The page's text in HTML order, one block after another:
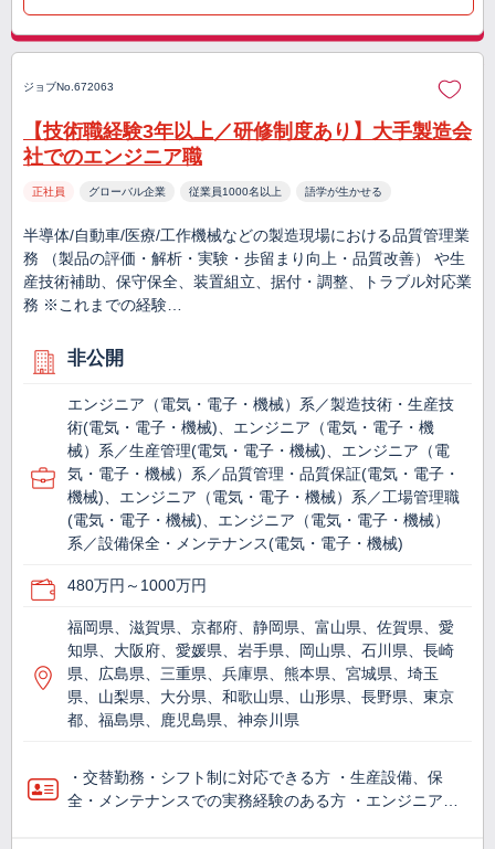
ジョブNo.672063
【技術職経験3年以上／研修制度あり】大手製造会
社でのエンジニア職
正社員 グローバル企業 従業員1000名以上 語学が生かせる
半導体/自動車/医療/工作機械などの製造現場における品質管理業
務 （製品の評価・解析・実験・歩留まり向上・品質改善） や生
産技術補助、保守保全、装置組立、据付・調整、トラブル対応業
務 ※これまでの経験…
非公開
エンジニア（電気・電子・機械）系／製造技術・生産技
術(電気・電子・機械)、エンジニア（電気・電子・機
械）系／生産管理(電気・電子・機械)、エンジニア（電
気・電子・機械）系／品質管理・品質保証(電気・電子・
機械)、エンジニア（電気・電子・機械）系／工場管理職
(電気・電子・機械)、エンジニア（電気・電子・機械）
系／設備保全・メンテナンス(電気・電子・機械)
480万円～1000万円
福岡県、滋賀県、京都府、静岡県、富山県、佐賀県、愛
知県、大阪府、愛媛県、岩手県、岡山県、石川県、長崎
県、広島県、三重県、兵庫県、熊本県、宮城県、埼玉
県、山梨県、大分県、和歌山県、山形県、長野県、東京
都、福島県、鹿児島県、神奈川県
・交替勤務・シフト制に対応できる方 ・生産設備、保
全・メンテナンスでの実務経験のある方 ・エンジニア…